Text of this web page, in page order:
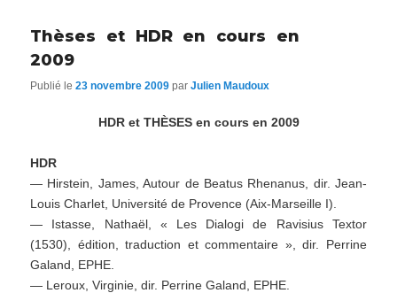
Thèses et HDR en cours en
2009
Publié le23 novembre 2009 parJulien Maudoux
HDR et THÈSES en cours en 2009
HDR
— Hirstein, James, Autour de Beatus Rhenanus, dir. Jean-
Louis Charlet, Université de Provence (Aix-Marseille I).
— Istasse, Nathaël, « Les Dialogi de Ravisius Textor
(1530), édition, traduction et commentaire », dir. Perrine
Galand, EPHE.
— Leroux, Virginie, dir. Perrine Galand, EPHE.